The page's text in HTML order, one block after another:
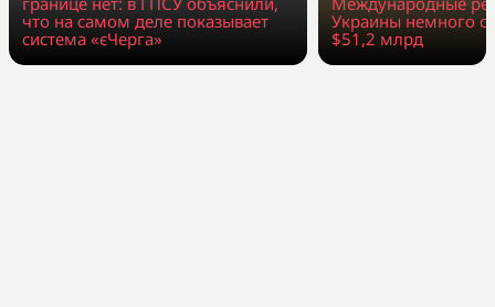
что на самом деле показывает
система «єЧерга»
Украины немного
$51,2 млрд